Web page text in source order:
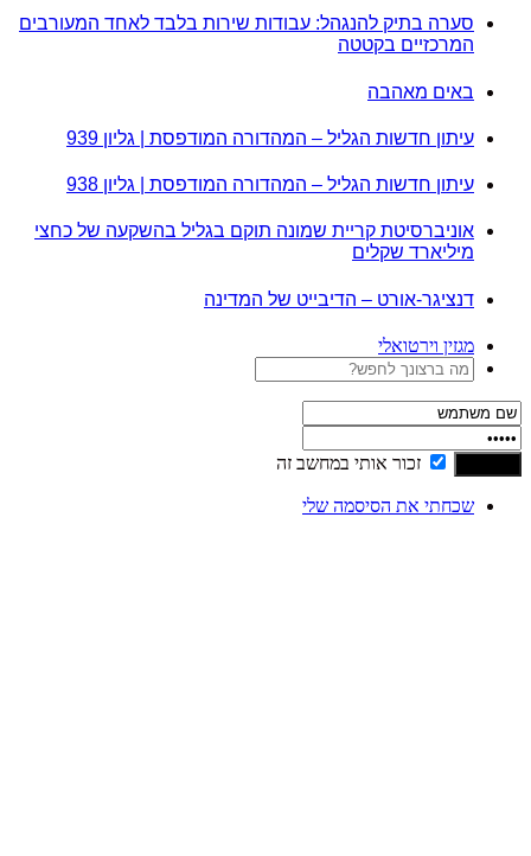
סערה בתיק להנגהל: עבודות שירות בלבד לאחד המעורבים
המרכזיים בקטטה
באים מאהבה
עיתון חדשות הגליל – המהדורה המודפסת | גליון 939
עיתון חדשות הגליל – המהדורה המודפסת | גליון 938
אוניברסיטת קריית שמונה תוקם בגליל בהשקעה של כחצי
מיליארד שקלים
דנציגר-אורט – הדיבייט של המדינה
מגזין וירטואלי
זכור אותי במחשב זה
שכחתי את הסיסמה שלי